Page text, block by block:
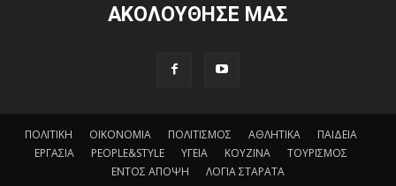
ΑΚΟΛΟΥΘΗΣΕ ΜΑΣ
ΠΟΛΙΤΙΚΗ ΟΙΚΟΝΟΜΙΑ ΠΟΛΙΤΙΣΜΟΣ ΑΘΛΗΤΙΚΑ
ΠΑΙΔΕΙΑ
ΕΡΓΑΣΙΑ
PEOPLE&STYLE ΥΓΕΙΑ ΚΟΥΖΙΝΑ
ΤΟΥΡΙΣΜΟΣ
ΕΝΤΟΣ ΑΠΟΨΗ
ΛΟΓΙΑ ΣΤΑΡΑΤΑ